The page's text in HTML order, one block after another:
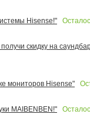
Hisense!"
скидку на
мониторов Hisense"
MAIBENBEN!"